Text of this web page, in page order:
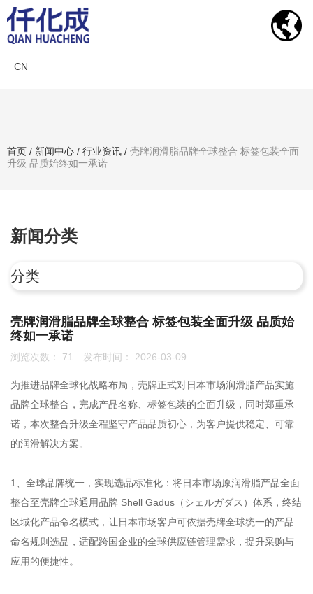
CN
首页 / 新闻中心 / 行业资讯 / 壳牌润滑脂品牌全球整合 标签包装全面
升级 品质始终如一承诺
新闻分类
分类
联系我们
0755-86192801
18207556558
q1508@126.COM
深圳市南山区前海路振业国际商务中心21楼2102
壳牌润滑脂品牌全球整合 标签包装全面升级 品质始
终如一承诺
浏览次数： 71 发布时间： 2026-03-09
为推进品牌全球化战略布局，壳牌正式对日本市场润滑脂产品实施
品牌全球整合，完成产品名称、标签包装的全面升级，同时郑重承
诺，本次整合升级全程坚守产品品质初心，为客户提供稳定、可靠
的润滑解决方案。
1、全球品牌统一，实现选品标准化：将日本市场原润滑脂产品全面
整合至壳牌全球通用品牌 Shell Gadus（シェルガダス）体系，终结
区域化产品命名模式，让日本市场客户可依据壳牌全球统一的产品
命名规则选品，适配跨国企业的全球供应链管理需求，提升采购与
应用的便捷性。